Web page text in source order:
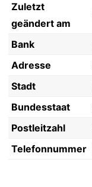
Zuletzt
geändert am
Bank
Adresse
Stadt
Bundesstaat
Postleitzahl
Telefonnummer